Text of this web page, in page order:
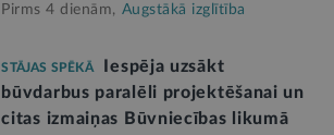
Pirms 4 dienām, Augstākā izglītība
STĀJAS SPĒKĀ
Iespēja uzsākt
būvdarbus paralēli projektēšanai un
citas izmaiņas Būvniecības likumā